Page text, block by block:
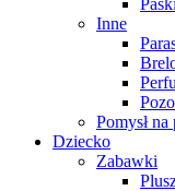
Paski
Inne
Pomysł na
Dziecko
Zabawki